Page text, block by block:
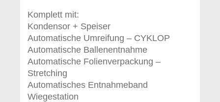
Komplett mit:
Kondensor + Speiser
Automatische Umreifung – CYKLOP
Automatische Ballenentnahme
Automatische Folienverpackung –
Stretching
Automatisches Entnahmeband
Wiegestation